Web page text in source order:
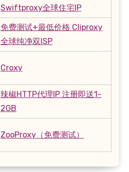
Swiftproxy全球住宅IP
免费测试+最低价格 Cliproxy
全球纯净双ISP
Croxy
辣椒HTTP代理IP 注册即送1-
2GB
ZooProxy（免费测试）